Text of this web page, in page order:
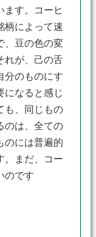
ます。コーヒ
柄によって速
、豆の色の変
れが、己の舌
分のものにす
になると感じ
も、同じもの
のは、全ての
のには普遍的
。まだ、コー
のです